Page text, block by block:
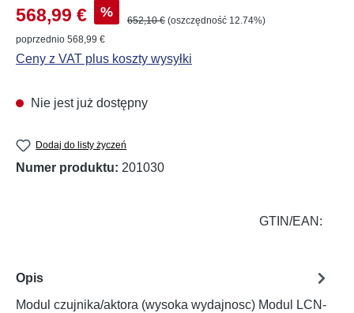
Cena sprzedaży:
568,99 € % Cena regularna:
652,10 € (oszczędność 12.74%)
poprzednio 568,99 €
Ceny z VAT plus koszty wysyłki
Nie jest już dostępny
Dodaj do listy życzeń
Numer produktu: 201030
GTIN/EAN:
Opis
Modul czujnika/aktora (wysoka wydajnosc) Modul LCN-